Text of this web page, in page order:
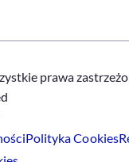
prawa
PolitykaCookies